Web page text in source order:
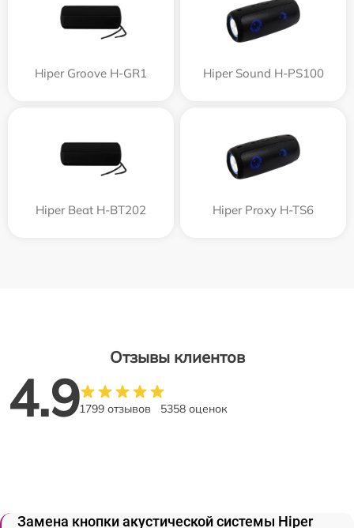
Hiper Groove H-GR1 Hiper Sound H-PS100
Hiper Beat H-BT202 Hiper Proxy H-TS6
Отзывы клиентов
4.91799 отзывов 5358 оценок
Замена кнопки акустической системы Hiper